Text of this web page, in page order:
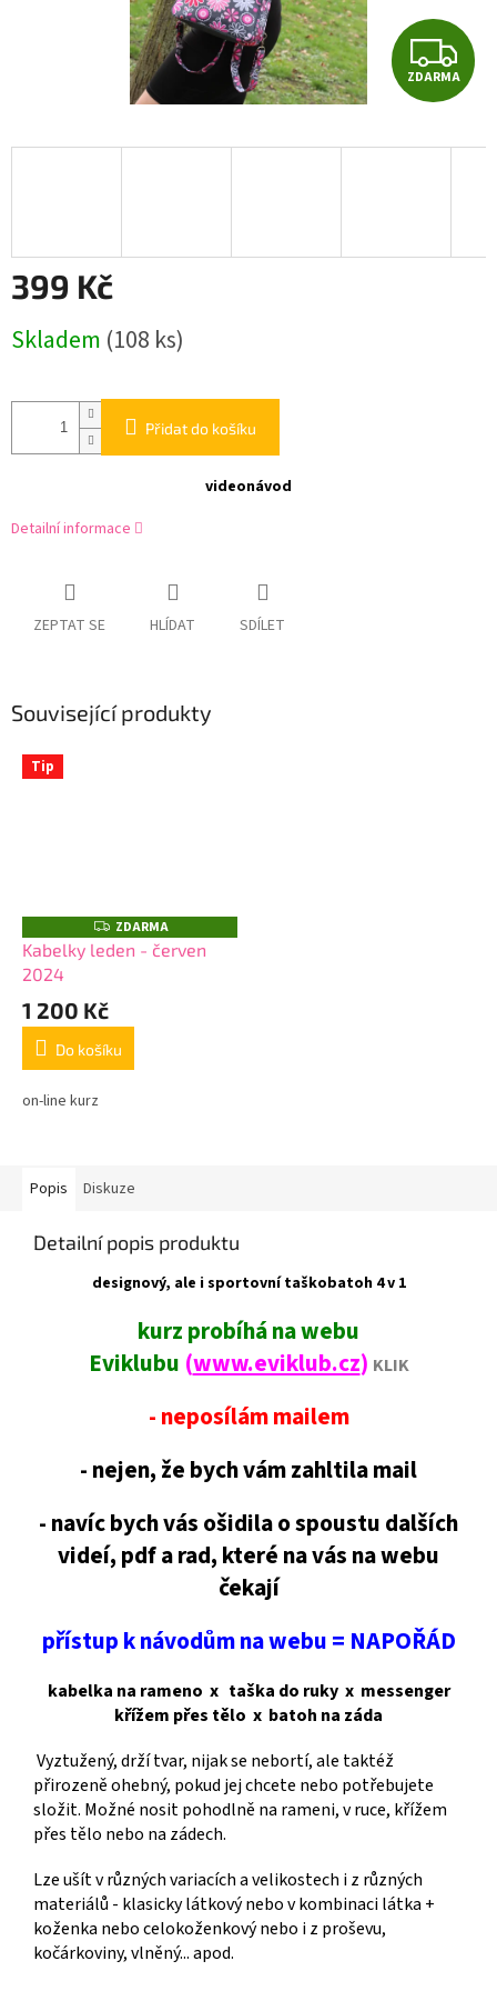
Z
D
A
ZDARMA
399 Kč
cena:
Skladem (108 ks)
Přidat do košíku
videonávod
Detailní informace
ZEPTAT SE HLÍDAT SDÍLET
Související produkty
Tip
Z
D
A
ZDARMA
Kabelky leden - červen
2024
1 200 Kč
Do košíku
on-line kurz
Popis Diskuze
Detailní popis produktu
designový, ale i sportovní taškobatoh 4 v 1
kurz probíhá na webu
Eviklubu (www.eviklub.cz) KLIK
- neposílám mailem
- nejen, že bych vám zahltila mail
- navíc bych vás ošidila o spoustu dalších
videí, pdf a rad, které na vás na webu
čekají
přístup k návodům na webu = NAPOŘÁD
kabelka na rameno x taška do ruky x messenger
křížem přes tělo x batoh na záda
Vyztužený, drží tvar, nijak se nebortí, ale taktéž
přirozeně ohebný, pokud jej chcete nebo potřebujete
složit. Možné nosit pohodlně na rameni, v ruce, křížem
přes tělo nebo na zádech.
Lze ušít v různých variacích a velikostech i z různých
materiálů - klasicky látkový nebo v kombinaci látka +
koženka nebo celokoženkový nebo i z proševu,
kočárkoviny, vlněný... apod.